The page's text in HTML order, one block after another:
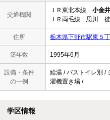
交通機関
ＪＲ東北本線 小金
ＪＲ両毛線 思川
住所 栃木県下野市駅東５
築年数 1995年6月
設備・条件
の一例
給湯 / バストイレ別 /
濯機置き場 /
学区情報